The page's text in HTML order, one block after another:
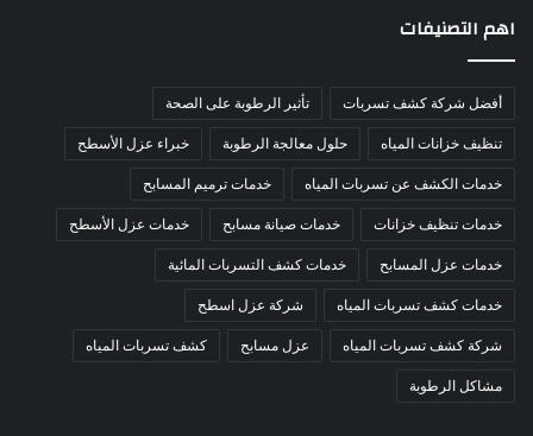
اهم التصنيفات
أفضل شركة كشف تسربات تأثير الرطوبة على الصحة
تنظيف خزانات المياه حلول معالجة الرطوبة خبراء عزل الأسطح
خدمات الكشف عن تسربات المياه خدمات ترميم المسابح
خدمات تنظيف خزانات خدمات صيانة مسابح خدمات عزل الأسطح
خدمات عزل المسابح خدمات كشف التسربات المائية
خدمات كشف تسربات المياه شركة عزل اسطح
شركة كشف تسربات المياه عزل مسابح كشف تسربات المياه
مشاكل الرطوبة